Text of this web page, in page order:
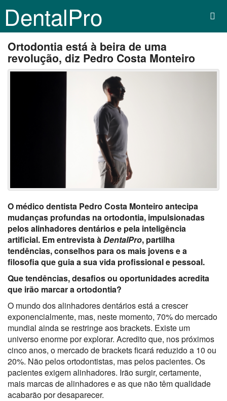
DentalPro
Ortodontia está à beira de uma
revolução, diz Pedro Costa Monteiro
O médico dentista Pedro Costa Monteiro antecipa
mudanças profundas na ortodontia, impulsionadas
pelos alinhadores dentários e pela inteligência
artificial. Em entrevista à DentalPro, partilha
tendências, conselhos para os mais jovens e a
filosofia que guia a sua vida profissional e pessoal.
Que tendências, desafios ou oportunidades acredita
que irão marcar a ortodontia?
O mundo dos alinhadores dentários está a crescer
exponencialmente, mas, neste momento, 70% do mercado
mundial ainda se restringe aos brackets. Existe um
universo enorme por explorar. Acredito que, nos próximos
cinco anos, o mercado de brackets ficará reduzido a 10 ou
20%. Não pelos ortodontistas, mas pelos pacientes. Os
pacientes exigem alinhadores. Irão surgir, certamente,
mais marcas de alinhadores e as que não têm qualidade
acabarão por desaparecer.